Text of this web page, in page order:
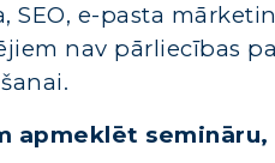
SEO, e-pasta
nav pārliecības
apmeklēt